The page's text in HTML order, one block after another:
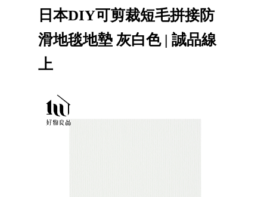
日本DIY可剪裁短毛拼接防
滑地毯地墊 灰白色 | 誠品線
上